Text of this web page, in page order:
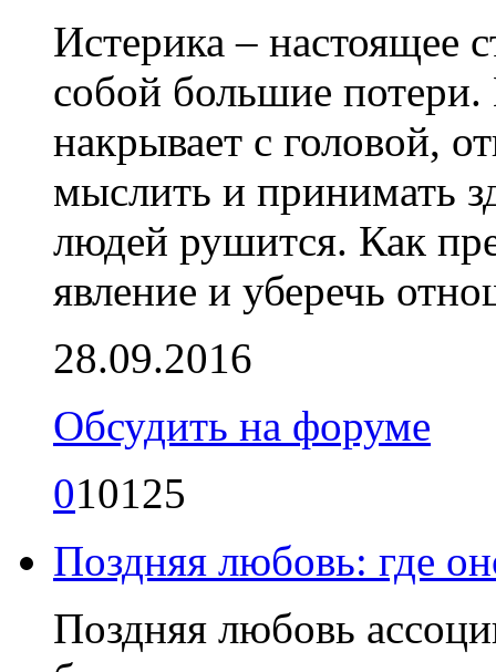
Истерика – настоящее
собой большие
накрывает с головой,
мыслить и принимать
людей рушится. Как
явление и уберечь
28.09.2016
Обсудить на форуме
010125
Поздняя любовь: где
Поздняя любовь